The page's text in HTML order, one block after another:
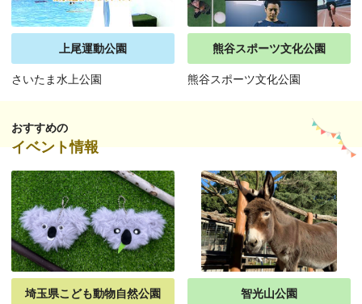
上尾運動公園
さいたま水上公園
熊谷スポーツ文化公園
熊谷スポーツ文化公園
おすすめの
イベント情報
埼玉県こども動物自然公園 智光山公園